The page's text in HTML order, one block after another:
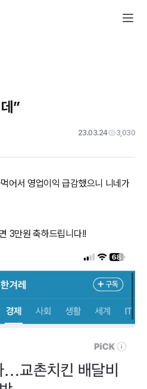
”
23.03.24 3,030
어서 영업이익 급감했으니 니네가
3만원 축하드립니다!!